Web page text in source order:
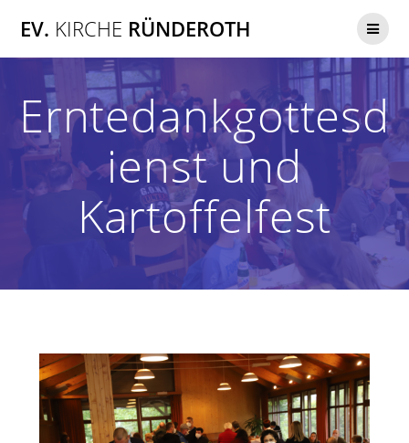
Inhalt
EV. KIRCHE RÜNDEROTH
Erntedankgottesd
ienst und
Kartoffelfest